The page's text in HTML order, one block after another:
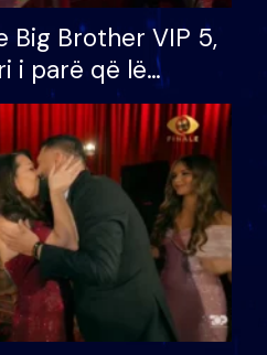
Big Brother VIP 5,
i parë që lë
mundësinë për
madh